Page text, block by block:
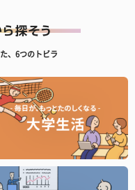
、6つのトビラ